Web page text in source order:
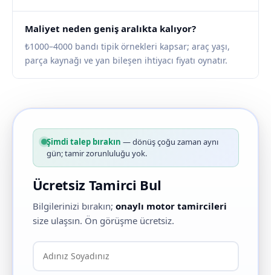
Maliyet neden geniş aralıkta kalıyor?
₺1000–4000 bandı tipik örnekleri kapsar; araç yaşı,
parça kaynağı ve yan bileşen ihtiyacı fiyatı oynatır.
Şimdi talep bırakın — dönüş çoğu zaman aynı
gün; tamir zorunluluğu yok.
Ücretsiz Tamirci Bul
Bilgilerinizi bırakın; onaylı motor tamircileri
size ulaşsın. Ön görüşme ücretsiz.